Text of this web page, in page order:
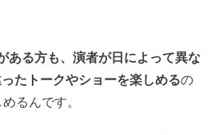
ある方も、演者が日によって異な
たトークやショーを楽しめるの
るんです。